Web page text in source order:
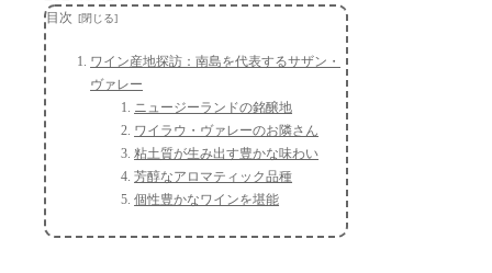
目次
ワイン産地探訪：南島を代表するサザン・
ヴァレー
ニュージーランドの銘醸地
ワイラウ・ヴァレーのお隣さん
粘土質が生み出す豊かな味わい
芳醇なアロマティック品種
個性豊かなワインを堪能